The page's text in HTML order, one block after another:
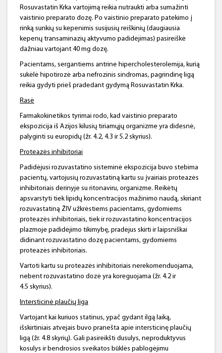
Rosuvastatin Krka vartojimą reikia nutraukti arba sumažinti
vaistinio preparato dozę. Po vaistinio preparato patekimo į
rinką sunkių su kepenimis susijusių reiškinių (daugiausia
kepenų transaminazių aktyvumo padidėjimas) pasireiškė
dažniau vartojant 40 mg dozę.
Pacientams, sergantiems antrine hipercholesterolemija, kurią
sukėlė hipotirozė arba nefrozinis sindromas, pagrindinę ligą
reikia gydyti prieš pradedant gydymą Rosuvastatin Krka.
Rasė
Farmakokinetikos tyrimai rodo, kad vaistinio preparato
ekspozicija iš Azijos kilusių tiriamųjų organizme yra didesnė,
palyginti su europidų (žr. 4.2, 4.3 ir 5.2 skyrius).
Proteazės inhibitoriai
Padidėjusi rozuvastatino sisteminė ekspozicija buvo stebima
pacientų, vartojusių rozuvastatiną kartu su įvairiais proteazės
inhibitoriais derinyje su ritonaviru, organizme. Reikėtų
apsvarstyti tiek lipidų koncentracijos mažinimo naudą, skiriant
rozuvastatiną ŽIV užkrėstiems pacientams, gydomiems
proteazės inhibitoriais, tiek ir rozuvastatino koncentracijos
plazmoje padidėjimo tikimybę, pradėjus skirti ir laipsniškai
didinant rozuvastatino dozę pacientams, gydomiems
proteazės inhibitoriais.
Vartoti kartu su proteazės inhibitoriais nerekomenduojama,
nebent rozuvastatino dozė yra koreguojama (žr. 4.2 ir
4.5 skyrius).
Intersticinė plaučių liga
Vartojant kai kuriuos statinus, ypač gydant ilgą laiką,
išskirtiniais atvejais buvo pranešta apie intersticinę plaučių
ligą (žr. 4.8 skyrių). Gali pasireikšti dusulys, neproduktyvus
kosulys ir bendrosios sveikatos būklės pablogėjimu